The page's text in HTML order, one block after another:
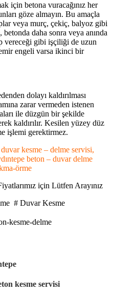
için betona vuracağınız her
göze almayın. Bu amaçla
veya murç, çekiç, balyoz gibi
daha sonra veya anında
vereceği gibi işçiliği de uzun
engeli varsa ikinci bir
dolayı kaldırılması
zarar vermeden istenen
ile düzgün bir şekilde
kaldırılır. Kesilen yüzey düz
işlemi gerektirmez.
kesme – delme servisi,
beton – duvar delme
örme
için Lütfen Arayınız
# Duvar Kesme
kesme servisi